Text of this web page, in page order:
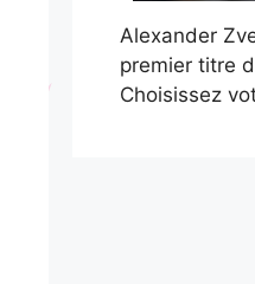
Alexander
premier titre
Choisissez